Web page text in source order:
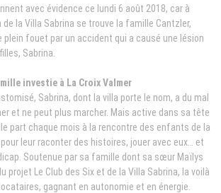
avec évidence ce lundi 6 août 2018, car à
de la Villa Sabrina se trouve la famille Cantzler,
plein fouet par un accident qui a causé une lésion
Sabrina.
investie à La Croix Valmer
Sabrina, dont la villa porte le nom, a du mal
et ne peut plus marcher. Mais active dans sa tête
part chaque mois à la rencontre des enfants de la
pour leur raconter des histoires, jouer avec eux… et
Soutenue par sa famille dont sa sœur Maïlys
projet Le Club des Six et de la Villa Sabrina, la voilà
gagnant en autonomie et en énergie.